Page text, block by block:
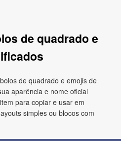
de quadrado e
de quadrado e emojis de
aparência e nome oficial
para copiar e usar em
simples ou blocos com